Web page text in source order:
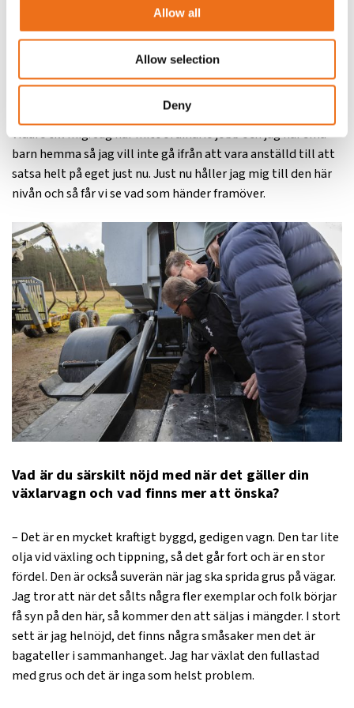
Allow all
Allow selection
Deny
har faktiskt inte gjort någon reklam alls.
– Jag har förstås ett bra samarbete med de lokala
entreprenörerna. De vet att jag inte konkurrerar med dem,
någon annan. Och om de har fullt upp så skickar de kunder
vidare till mig. Jag har mitt ordinarie jobb och jag har små
barn hemma så jag vill inte gå ifrån att vara anställd till att
satsa helt på eget just nu. Just nu håller jag mig till den här
nivån och så får vi se vad som händer framöver.
Vad är du särskilt nöjd med när det gäller din
växlarvagn och vad finns mer att önska?
– Det är en mycket kraftigt byggd, gedigen vagn. Den tar lite
olja vid växling och tippning, så det går fort och är en stor
fördel. Den är också suverän när jag ska sprida grus på vägar.
Jag tror att när det sålts några fler exemplar och folk börjar
få syn på den här, så kommer den att säljas i mängder. I stort
sett är jag helnöjd, det finns några småsaker men det är
bagateller i sammanhanget. Jag har växlat den fullastad
med grus och det är inga som helst problem.